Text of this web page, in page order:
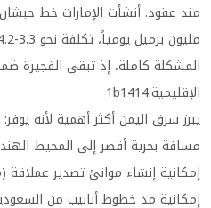
المشكلة كاملة، إذ تبقى الفجيرة
الإقليمية.1b1414
يبرز شرق اليمن أكثر أهمية لأنه يوفر:
مسافة بحرية أقصر إلى المحيط
إمكانية إنشاء موانئ تصدير عملاقة
إمكانية مد خطوط أنابيب من